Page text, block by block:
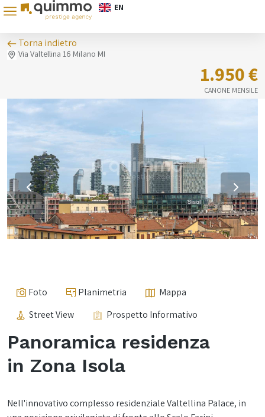
EN
Torna indietro
Via Valtellina 16 Milano MI
1.950 €
CANONE MENSILE
Foto Planimetria
Mappa
Street View
Prospetto Informativo
Panoramica residenza
in Zona Isola
Nell'innovativo complesso residenziale Valtellina Palace, in